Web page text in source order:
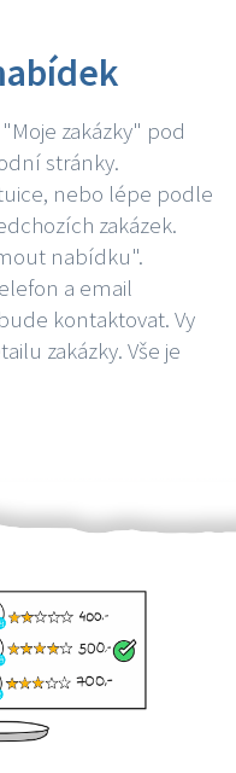
zakázky" pod
stránky.
nebo lépe podle
zakázek.
nabídku".
a email
kontaktovat. Vy
zakázky. Vše je